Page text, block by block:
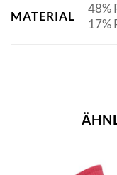
MATERIAL
48%
17%